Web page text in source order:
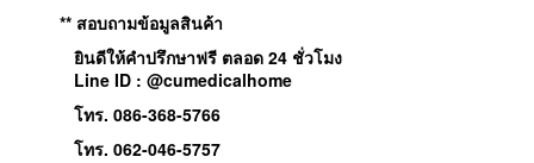
** สอบถามข้อมูลสินค้า
ยินดีให้คำปรึกษาฟรี ตลอด 24 ชั่วโมง
Line ID : @cumedicalhome
โทร. 086-368-5766
โทร. 062-046-5757